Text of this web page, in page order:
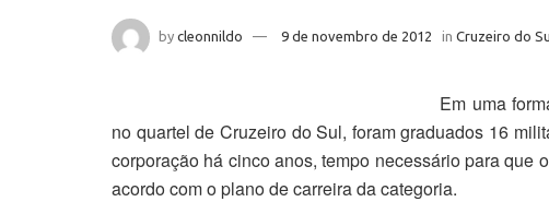
by cleonnildo 9 de novembro de 2012 in Cruzeiro do
Em uma
no quartel de Cruzeiro do Sul, foram graduados 16
corporação há cinco anos, tempo necessário para que
acordo com o plano de carreira da categoria.